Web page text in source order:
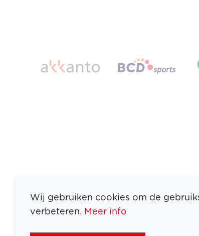
Wij gebruiken cookies om de
verbeteren. Meer info